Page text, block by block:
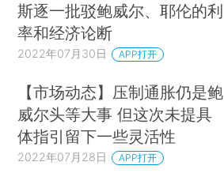
斯逐一批驳鲍威尔、耶伦的利
率和经济论断
2022年07月30日 APP打开
【市场动态】压制通胀仍是鲍
威尔头等大事 但这次未提具
体指引留下一些灵活性
2022年07月28日 APP打开